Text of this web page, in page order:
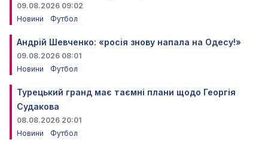
09.08.2026 09:02
Новини
Футбол
Андрій Шевченко: «росія знову напала на Одесу!»
09.08.2026 08:01
Новини
Футбол
Турецький гранд має таємні плани щодо Георгія
Судакова
08.08.2026 20:01
Новини
Футбол